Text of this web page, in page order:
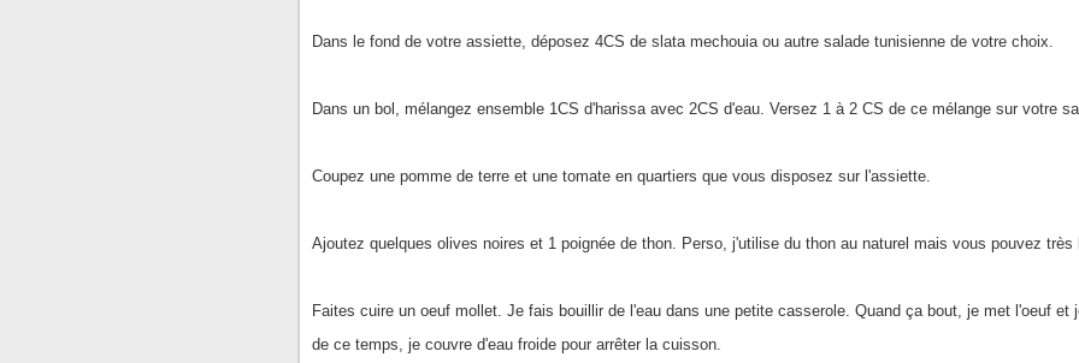
Dans le fond de votre assiette, déposez 4CS de slata mechouia ou autre salade tunisienne de votre choix.
Dans un bol, mélangez ensemble 1CS d'harissa avec 2CS d'eau. Versez 1 à 2 CS de ce mélange sur votre
Coupez une pomme de terre et une tomate en quartiers que vous disposez sur l'assiette.
Ajoutez quelques olives noires et 1 poignée de thon. Perso, j'utilise du thon au naturel mais vous pouvez
Faites cuire un oeuf mollet. Je fais bouillir de l'eau dans une petite casserole. Quand ça bout, je met l'oeuf et
de ce temps, je couvre d'eau froide pour arrêter la cuisson.